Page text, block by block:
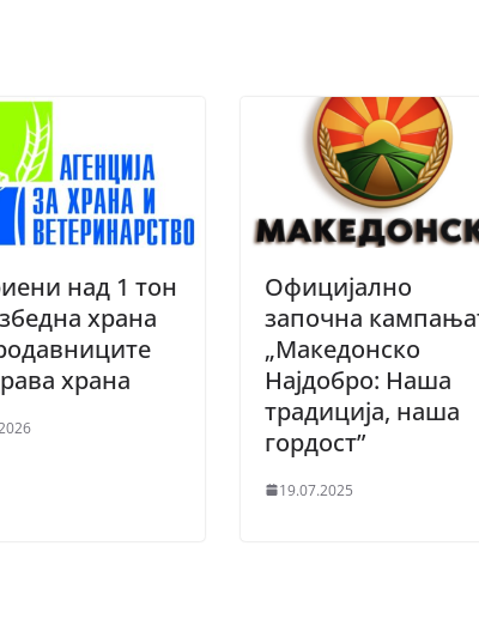
над 1 тон
храна
храна
Официјално
започна
„Македонско
Најдобро: Наша
традиција, наша
гордост”
19.07.2025